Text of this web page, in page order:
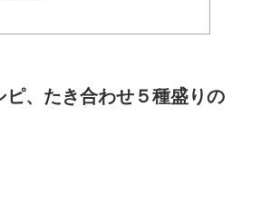
ピ、たき合わせ５種盛りの